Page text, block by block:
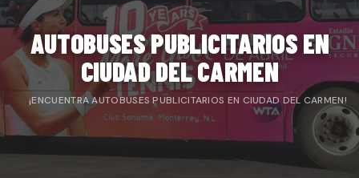
AUTOBUSES PUBLICITARIOS EN
CIUDAD DEL CARMEN
¡ENCUENTRA AUTOBUSES PUBLICITARIOS EN CIUDAD DEL CARMEN!